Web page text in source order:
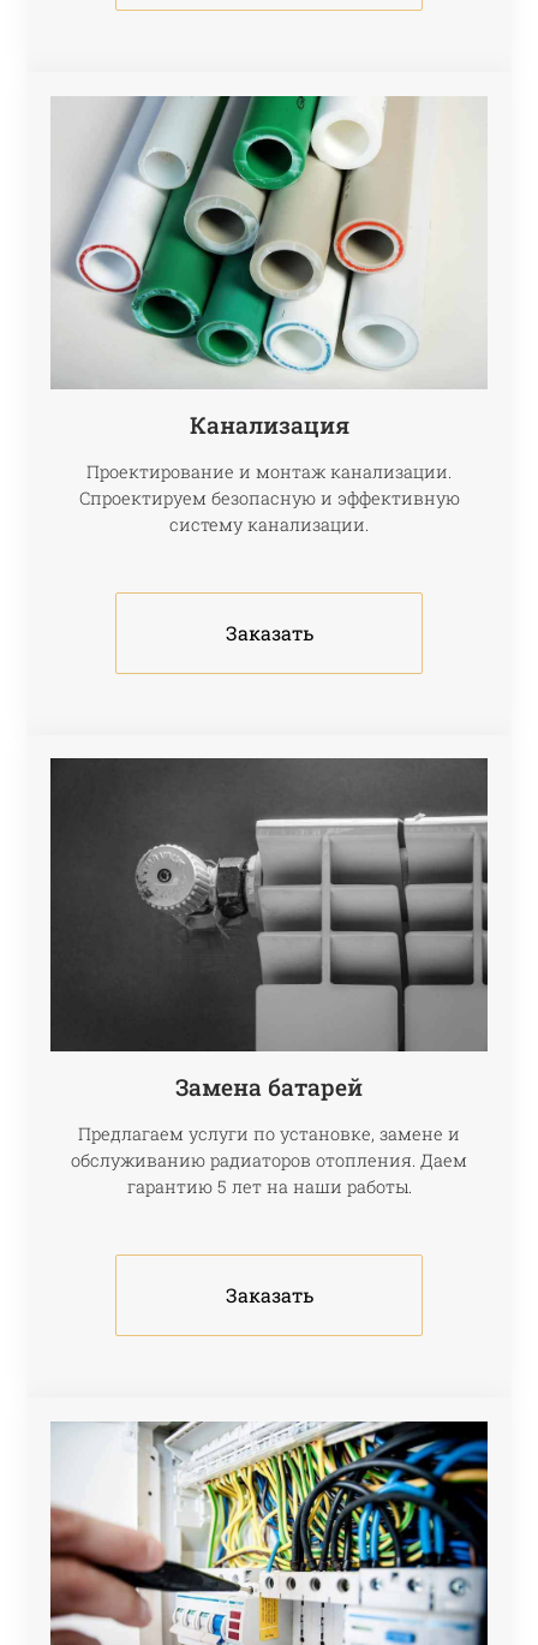
Канализация
Проектирование и монтаж канализации.
Спроектируем безопасную и эффективную
систему канализации.
Заказать
Замена батарей
Предлагаем услуги по установке, замене и
обслуживанию радиаторов отопления. Даем
гарантию 5 лет на наши работы.
Заказать